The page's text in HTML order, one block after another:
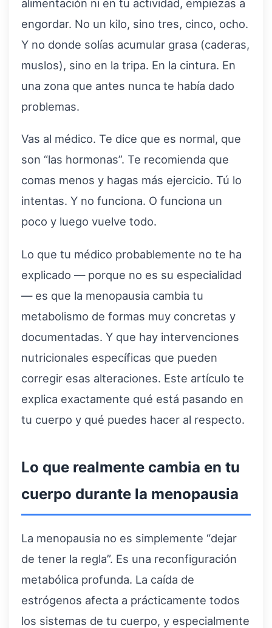
alimentación ni en tu actividad, empiezas a
engordar. No un kilo, sino tres, cinco, ocho.
Y no donde solías acumular grasa (caderas,
muslos), sino en la tripa. En la cintura. En
una zona que antes nunca te había dado
problemas.
Vas al médico. Te dice que es normal, que
son “las hormonas”. Te recomienda que
comas menos y hagas más ejercicio. Tú lo
intentas. Y no funciona. O funciona un
poco y luego vuelve todo.
Lo que tu médico probablemente no te ha
explicado — porque no es su especialidad
— es que la menopausia cambia tu
metabolismo de formas muy concretas y
documentadas. Y que hay intervenciones
nutricionales específicas que pueden
corregir esas alteraciones. Este artículo te
explica exactamente qué está pasando en
tu cuerpo y qué puedes hacer al respecto.
Lo que realmente cambia en tu
cuerpo durante la menopausia
La menopausia no es simplemente “dejar
de tener la regla”. Es una reconfiguración
metabólica profunda. La caída de
estrógenos afecta a prácticamente todos
los sistemas de tu cuerpo, y especialmente